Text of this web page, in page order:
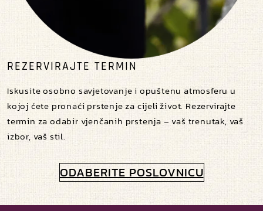
REZERVIRAJTE TERMIN
Iskusite osobno savjetovanje i opuštenu atmosferu u
kojoj ćete pronaći prstenje za cijeli život. Rezervirajte
termin za odabir vjenčanih prstenja – vaš trenutak, vaš
izbor, vaš stil.
ODABERITE POSLOVNICU